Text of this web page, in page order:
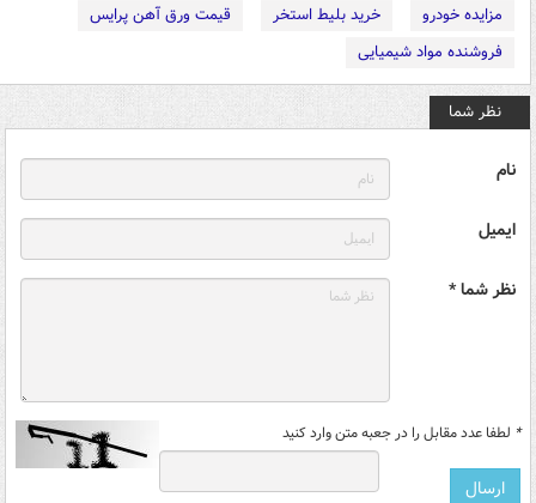
مزایده خودرو
خرید بلیط استخر
قیمت ورق آهن پرایس
فروشنده مواد شیمیایی
نظر شما
نام
ایمیل
نظر شما *
* لطفا عدد مقابل را در جعبه متن وارد کنید